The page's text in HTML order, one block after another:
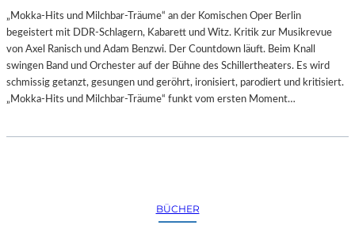
„Mokka-Hits und Milchbar-Träume“ an der Komischen Oper Berlin
begeistert mit DDR-Schlagern, Kabarett und Witz. Kritik zur Musikrevue
von Axel Ranisch und Adam Benzwi. Der Countdown läuft. Beim Knall
swingen Band und Orchester auf der Bühne des Schillertheaters. Es wird
schmissig getanzt, gesungen und geröhrt, ironisiert, parodiert und kritisiert.
„Mokka-Hits und Milchbar-Träume“ funkt vom ersten Moment…
BÜCHER